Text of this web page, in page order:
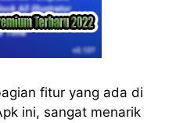
fitur yang ada di
ini, sangat menarik